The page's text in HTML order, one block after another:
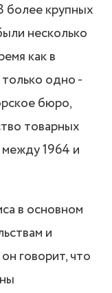
более крупных
несколько
как в
одно -
бюро,
товарных
1964 и
в основном
и
говорит, что